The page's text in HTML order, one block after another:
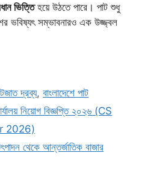
ভিত্তিহয়ে উঠতে পারে। পাট শুধু
ভবিষ্যৎ সম্ভাবনারও এক উজ্জ্বল
দ্রব্য,বাংলাদেশে পাট
নিয়োগ বিজ্ঞপ্তি ২০২৬ (CS
2026)
থেকে আন্তর্জাতিক বাজার